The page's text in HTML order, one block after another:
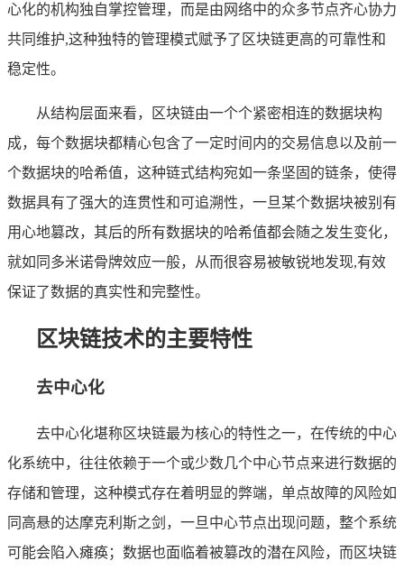
心化的机构独自掌控管理，而是由网络中的众多节点齐心协力
共同维护,这种独特的管理模式赋予了区块链更高的可靠性和
稳定性。
从结构层面来看，区块链由一个个紧密相连的数据块构
成，每个数据块都精心包含了一定时间内的交易信息以及前一
个数据块的哈希值，这种链式结构宛如一条坚固的链条，使得
数据具有了强大的连贯性和可追溯性，一旦某个数据块被别有
用心地篡改，其后的所有数据块的哈希值都会随之发生变化，
就如同多米诺骨牌效应一般，从而很容易被敏锐地发现,有效
保证了数据的真实性和完整性。
区块链技术的主要特性
去中心化
去中心化堪称区块链最为核心的特性之一，在传统的中心
化系统中，往往依赖于一个或少数几个中心节点来进行数据的
存储和管理，这种模式存在着明显的弊端，单点故障的风险如
同高悬的达摩克利斯之剑，一旦中心节点出现问题，整个系统
可能会陷入瘫痪；数据也面临着被篡改的潜在风险，而区块链